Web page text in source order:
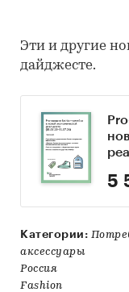
Эти и другие
дайджесте.
5
Категории:
аксессуары
Россия
Fashion